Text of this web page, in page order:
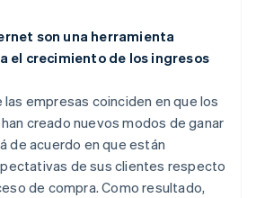
son una herramienta
el crecimiento de los ingresos
empresas coinciden en que los
creado nuevos modos de ganar
de acuerdo en que están
de sus clientes respecto
de compra. Como resultado,